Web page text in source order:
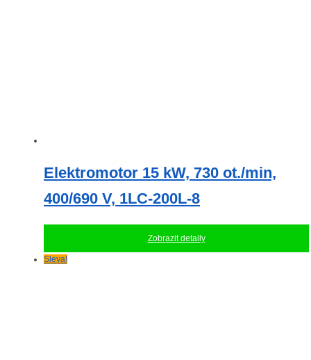
Elektromotor 15 kW, 730 ot./min,
400/690 V, 1LC-200L-8
Zobrazit detaily
Sleva!